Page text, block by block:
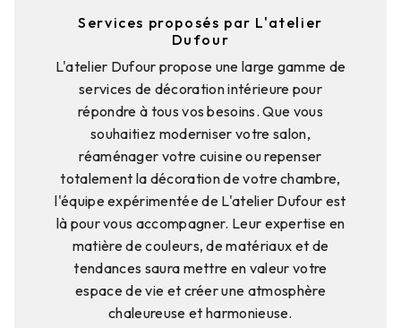
Services proposés par L'atelier
Dufour
L'atelier Dufour propose une large gamme de
services de décoration intérieure pour
répondre à tous vos besoins. Que vous
souhaitiez moderniser votre salon,
réaménager votre cuisine ou repenser
totalement la décoration de votre chambre,
l'équipe expérimentée de L'atelier Dufour est
là pour vous accompagner. Leur expertise en
matière de couleurs, de matériaux et de
tendances saura mettre en valeur votre
espace de vie et créer une atmosphère
chaleureuse et harmonieuse.